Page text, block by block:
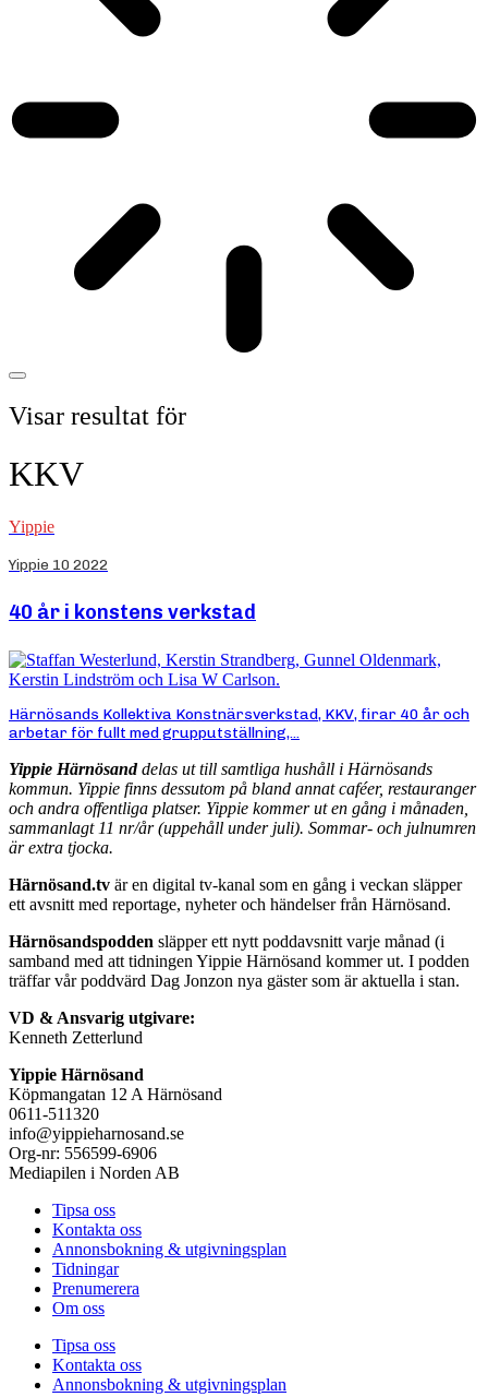
Visar resultat för
KKV
Yippie
Yippie 10 2022
40 år i konstens verkstad
Härnösands Kollektiva Konstnärsverkstad, KKV, firar 40 år och
arbetar för fullt med grupputställning,...
Yippie Härnösanddelas ut till samtliga hushåll i Härnösands
kommun. Yippie finns dessutom på bland annat caféer, restauranger
och andra offentliga platser. Yippie kommer ut en gång i månaden,
sammanlagt 11 nr/år (uppehåll under juli). Sommar- och julnumren
är extra tjocka.
Härnösand.tv är en digital tv-kanal som en gång i veckan släpper
ett avsnitt med reportage, nyheter och händelser från Härnösand.
Härnösandspodden släpper ett nytt poddavsnitt varje månad (i
samband med att tidningen Yippie Härnösand kommer ut. I podden
träffar vår poddvärd Dag Jonzon nya gäster som är aktuella i stan.
VD & Ansvarig utgivare:
Kenneth Zetterlund
Yippie Härnösand
Köpmangatan 12 A Härnösand
0611-511320
info@yippieharnosand.se
Org-nr: 556599-6906
Mediapilen i Norden AB
Tipsa oss
Kontakta oss
Annonsbokning & utgivningsplan
Tidningar
Prenumerera
Om oss
Tipsa oss
Kontakta oss
Annonsbokning & utgivningsplan